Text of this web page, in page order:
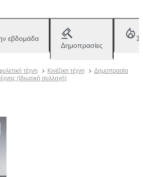
εβδομάδα
Δημοπρασίες
τέχνη Κινέζικη τέχνη
Δημοπρασία
(Ιδιωτική συλλογή)